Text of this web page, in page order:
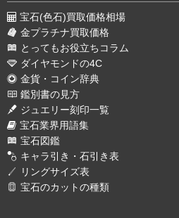
宝石(色石)買取価格相場
金プラチナ買取価格
とってもお役立ちコラム
ダイヤモンドの4C
金貨・コイン辞典
鑑別書の見方
ジュエリー刻印一覧
宝石業界用語集
宝石図鑑
キャラ引き・石引き表
リングサイズ表
宝石のカットの種類